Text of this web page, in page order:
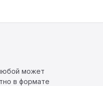
может
в формате